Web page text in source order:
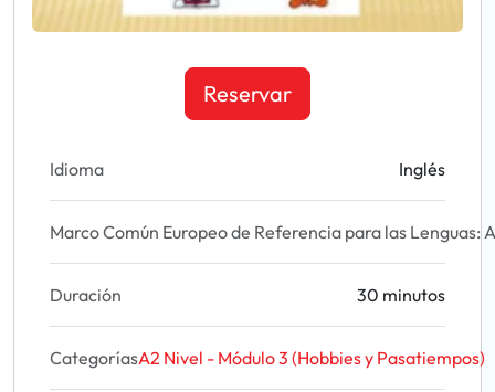
Reservar
Idioma Inglés
Marco Común Europeo de Referencia para las Lenguas:
Duración 30 minutos
CategoríasA2 Nivel - Módulo 3 (Hobbies y Pasatiempos)